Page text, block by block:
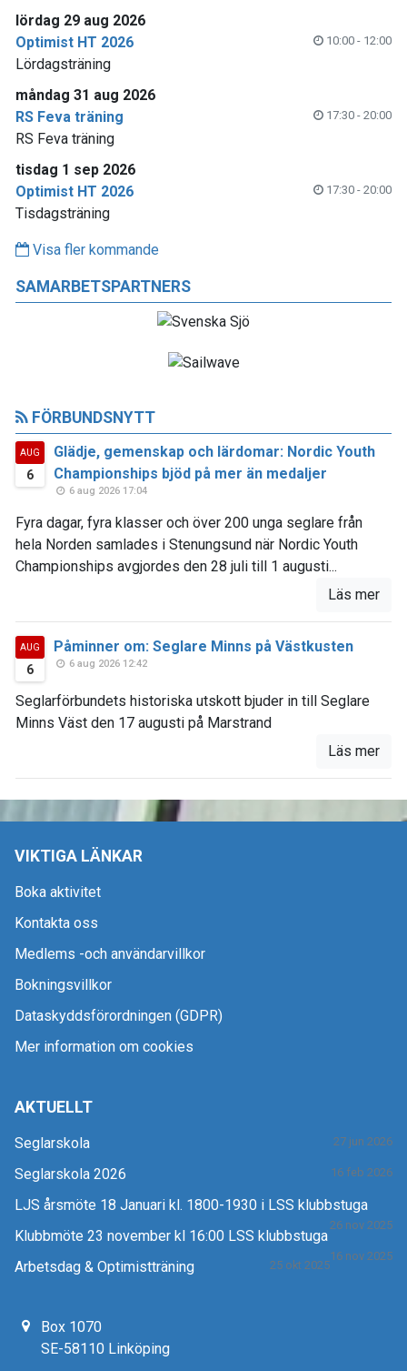
lördag 29 aug 2026
Optimist HT 2026
10:00 - 12:00
Lördagsträning
måndag 31 aug 2026
RS Feva träning
17:30 - 20:00
RS Feva träning
tisdag 1 sep 2026
Optimist HT 2026
17:30 - 20:00
Tisdagsträning
Visa fler kommande
SAMARBETSPARTNERS
FÖRBUNDSNYTT
AUG
6
Glädje, gemenskap och lärdomar: Nordic Youth
Championships bjöd på mer än medaljer
6 aug 2026 17:04
Fyra dagar, fyra klasser och över 200 unga seglare från
hela Norden samlades i Stenungsund när Nordic Youth
Championships avgjordes den 28 juli till 1 augusti...
Läs mer
AUG
6
Påminner om: Seglare Minns på Västkusten
6 aug 2026 12:42
Seglarförbundets historiska utskott bjuder in till Seglare
Minns Väst den 17 augusti på Marstrand
Läs mer
VIKTIGA LÄNKAR
Boka aktivitet
Kontakta oss
Medlems -och användarvillkor
Bokningsvillkor
Dataskyddsförordningen (GDPR)
Mer information om cookies
AKTUELLT
Seglarskola 27 jun 2026
Seglarskola 2026 16 feb 2026
LJS årsmöte 18 Januari kl. 1800-1930 i LSS klubbstuga
26 nov 2025
Klubbmöte 23 november kl 16:00 LSS klubbstuga
16 nov 2025
Arbetsdag & Optimistträning 25 okt 2025
Box 1070
SE-58110 Linköping